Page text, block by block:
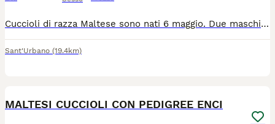
Cuccioli di razza Maltese sono nati 6 maggio. Due maschi e una femmina. Saranno disponibili 1 agosto con la vaccinazione completa. Contattatemi per altra informazione e foto dei cuccioli e genitori. Invito volentieri a casa nostra per vederli meglio. Solo chi è interessato davvero.
Sant'Urbano (19.4km)
MALTESI CUCCIOLI CON PEDIGREE ENCI